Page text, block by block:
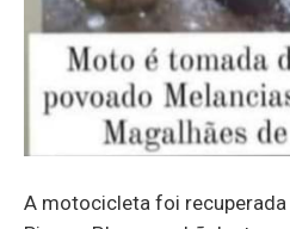
A motocicleta foi